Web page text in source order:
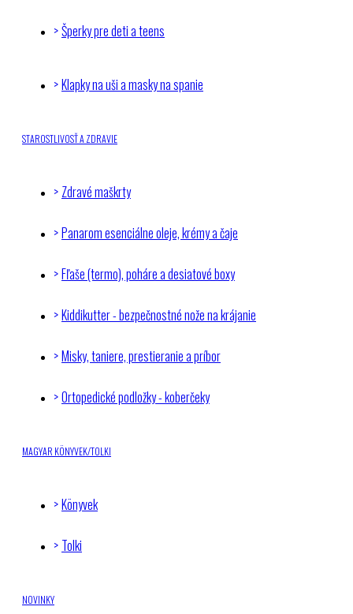
Šperky pre deti a teens
Klapky na uši a masky na spanie
STAROSTLIVOSŤ A ZDRAVIE
Zdravé maškrty
Panarom esenciálne oleje, krémy a čaje
Fľaše (termo), poháre a desiatové boxy
Kiddikutter - bezpečnostné nože na krájanie
Misky, taniere, prestieranie a príbor
Ortopedické podložky - koberčeky
MAGYAR KÖNYVEK/TOLKI
Könyvek
Tolki
NOVINKY